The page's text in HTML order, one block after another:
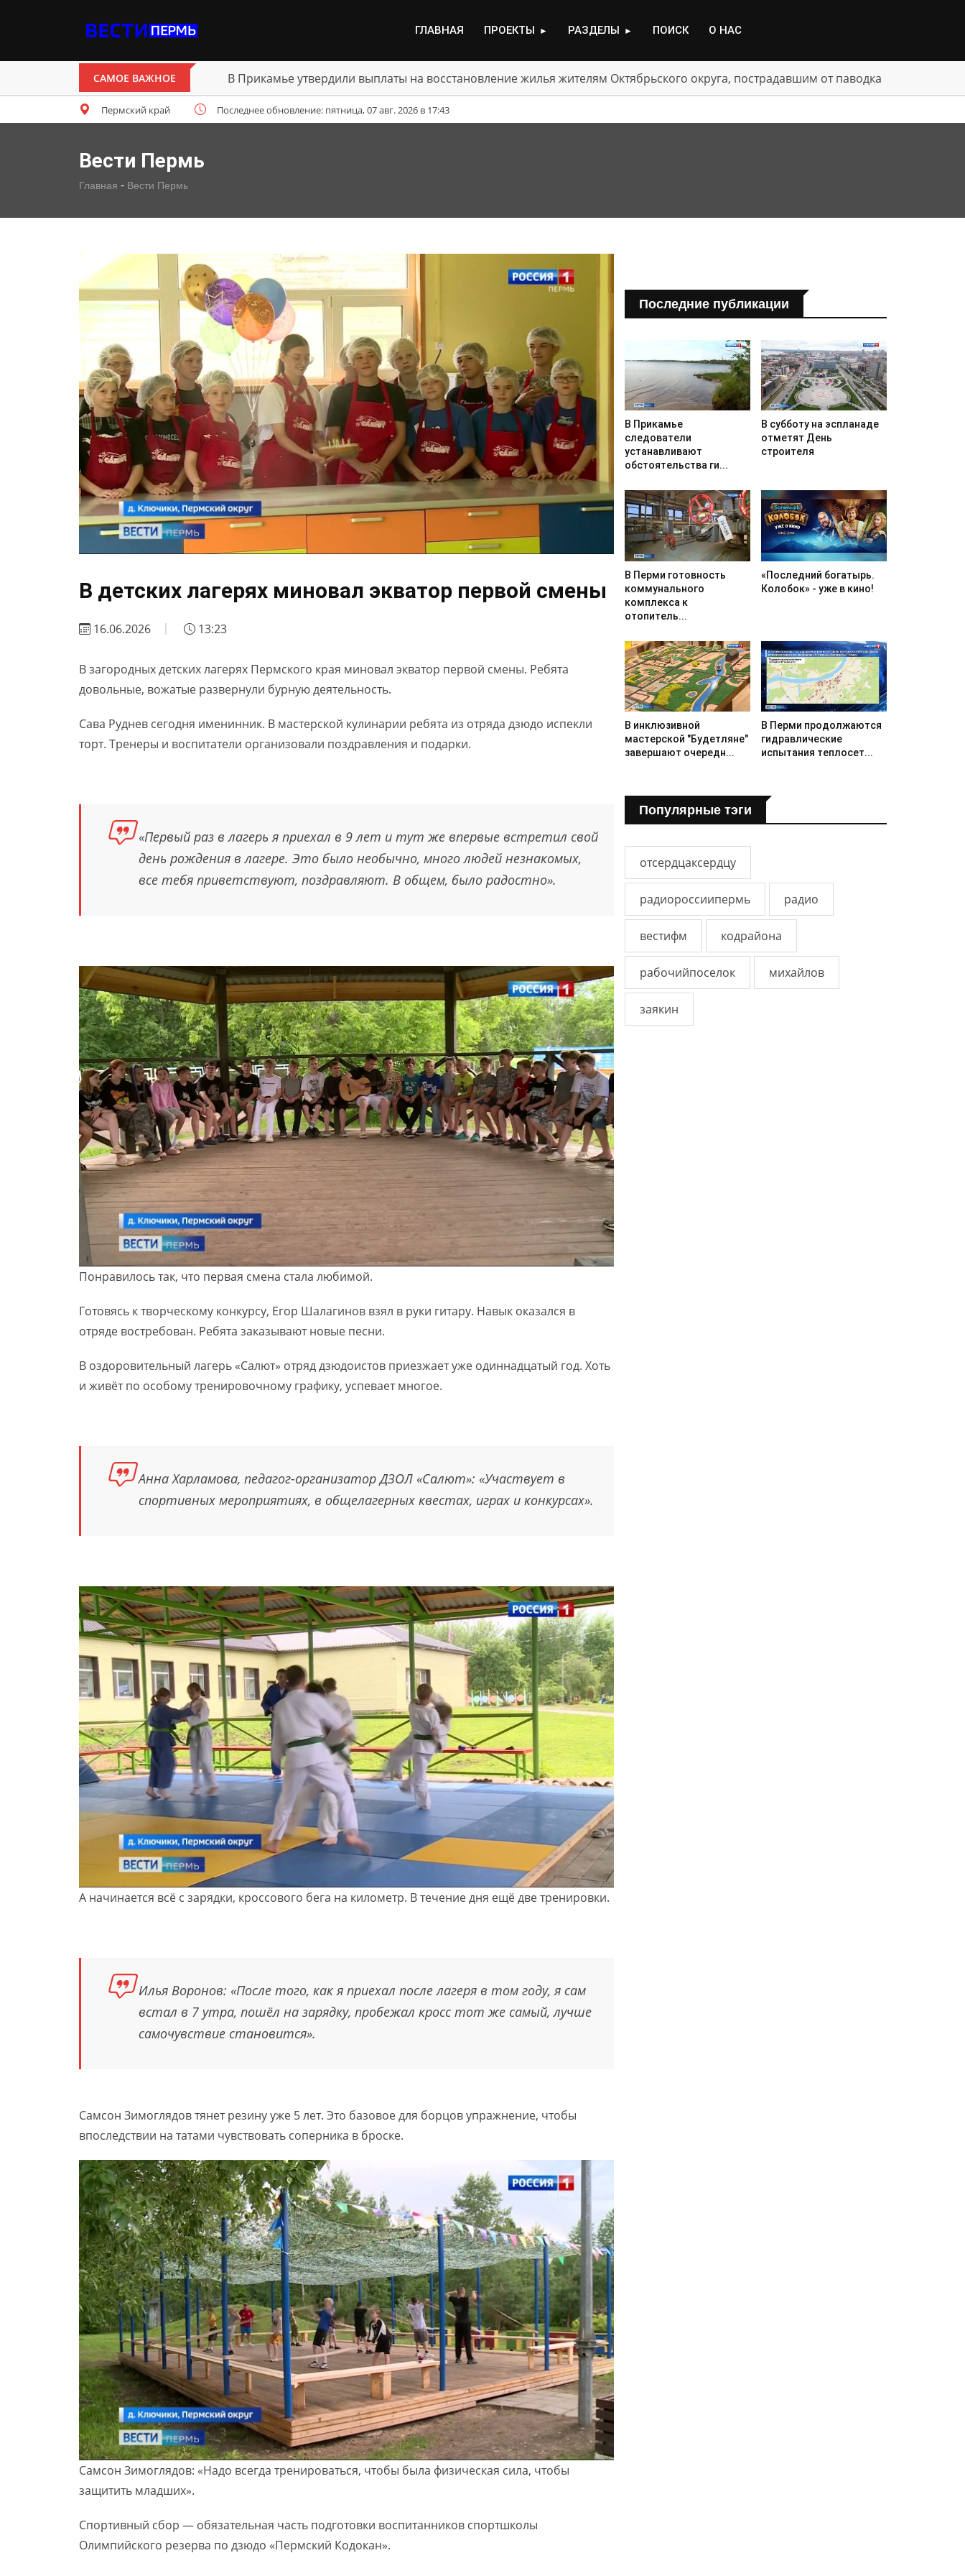
ГЛАВНАЯ ПРОЕКТЫ ► РАЗДЕЛЫ ► ПОИСК О НАС
САМОЕ ВАЖНОЕ В Перми открыт для движения участок трассы ТР-53
Пермский край Последнее обновление: пятница, 07 авг. 2026 в 17:43
Вести Пермь
Главная - Вести Пермь
В детских лагерях миновал экватор первой смены
16.06.2026 13:23
В загородных детских лагерях Пермского края миновал экватор первой смены. Ребята
довольные, вожатые развернули бурную деятельность.
Сава Руднев сегодня именинник. В мастерской кулинарии ребята из отряда дзюдо испекли
торт. Тренеры и воспитатели организовали поздравления и подарки.
«Первый раз в лагерь я приехал в 9 лет и тут же впервые встретил свой
день рождения в лагере. Это было необычно, много людей незнакомых,
все тебя приветствуют, поздравляют. В общем, было радостно».
Понравилось так, что первая смена стала любимой.
Готовясь к творческому конкурсу, Егор Шалагинов взял в руки гитару. Навык оказался в
отряде востребован. Ребята заказывают новые песни.
В оздоровительный лагерь «Салют» отряд дзюдоистов приезжает уже одиннадцатый год. Хоть
и живёт по особому тренировочному графику, успевает многое.
Анна Харламова, педагог-организатор ДЗОЛ «Салют»: «Участвует в
спортивных мероприятиях, в общелагерных квестах, играх и конкурсах».
А начинается всё с зарядки, кроссового бега на километр. В течение дня ещё две тренировки.
Илья Воронов: «После того, как я приехал после лагеря в том году, я сам
встал в 7 утра, пошёл на зарядку, пробежал кросс тот же самый, лучше
самочувствие становится».
Самсон Зимоглядов тянет резину уже 5 лет. Это базовое для борцов упражнение, чтобы
впоследствии на татами чувствовать соперника в броске.
Самсон Зимоглядов: «Надо всегда тренироваться, чтобы была физическая сила, чтобы
защитить младших».
Спортивный сбор — обязательная часть подготовки воспитанников спортшколы
Олимпийского резерва по дзюдо «Пермский Кодокан».
Последние публикации
В Прикамье
следователи
устанавливают
обстоятельства ги...
В субботу на эспланаде
отметят День
строителя
В Перми готовность
коммунального
комплекса к
отопитель...
«Последний богатырь.
Колобок» - уже в кино!
В инклюзивной
мастерской "Будетляне"
завершают очередн...
В Перми продолжаются
гидравлические
испытания теплосет...
Популярные тэги
отсердцаксердцу
радиороссиипермь радио
вестифм кодрайона
рабочийпоселок михайлов
заякин